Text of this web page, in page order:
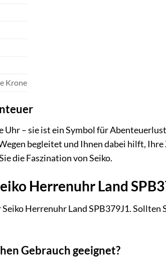
Krone
Uhr – sie ist ein Symbol für
begleitet und Ihnen dabei hilft,
die Faszination von Seiko.
Herrenuhr Land
Herrenuhr Land SPB379J1. Sollten
Gebrauch geeignet?